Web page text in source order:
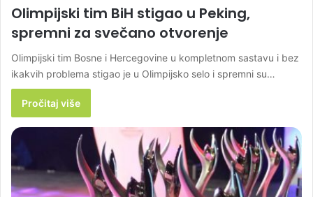
Olimpijski tim BiH stigao u Peking,
spremni za svečano otvorenje
Olimpijski tim Bosne i Hercegovine u kompletnom sastavu i bez
ikakvih problema stigao je u Olimpijsko selo i spremni su…
Pročitaj više